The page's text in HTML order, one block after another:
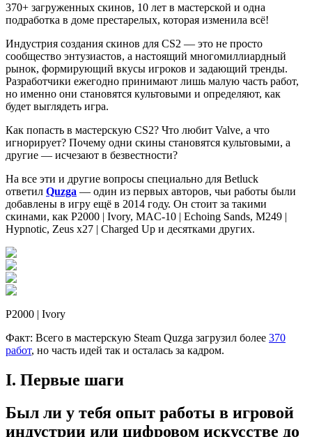
370+ загруженных скинов, 10 лет в мастерской и одна
подработка в доме престарелых, которая изменила всё!
Индустрия создания скинов для CS2 — это не просто
сообщество энтузиастов, а настоящий многомиллиардный
рынок, формирующий вкусы игроков и задающий тренды.
Разработчики ежегодно принимают лишь малую часть работ,
но именно они становятся культовыми и определяют, как
будет выглядеть игра.
Как попасть в мастерскую CS2? Что любит Valve, а что
игнорирует? Почему одни скины становятся культовыми, а
другие — исчезают в безвестности?
На все эти и другие вопросы специально для Betluck
ответил Quzga — один из первых авторов, чьи работы были
добавлены в игру ещё в 2014 году. Он стоит за такими
скинами, как P2000 | Ivory, MAC-10 | Echoing Sands, M249 |
Hypnotic, Zeus x27 | Charged Up и десятками других.
P2000 | Ivory
Факт: Всего в мастерскую Steam Quzga загрузил более 370
работ, но часть идей так и осталась за кадром.
I. Первые шаги
Был ли у тебя опыт работы в игровой
индустрии или цифровом искусстве до